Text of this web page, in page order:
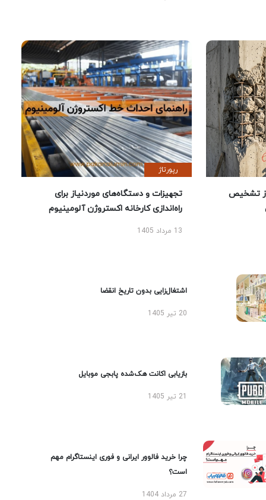
تشخیص
رپورتاژ
تجهیزات و دستگاه‌های موردنیاز برای
راه‌اندازی کارخانه اکستروژن آلومینیوم
13 مرداد 1405
اشتغال‌زایی بدون تاریخ انقضا
20 تیر 1405
بازیابی اکانت هک‌شده پابجی موبایل
چرا خرید فالوور ایرانی و فوری اینستاگرام مهم
است؟
27 مرداد 1404